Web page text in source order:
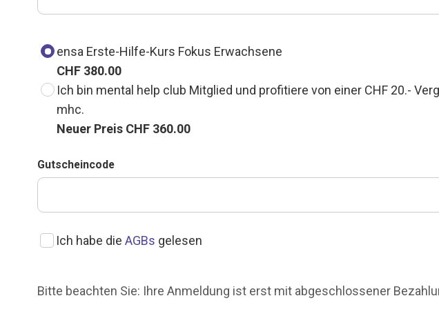
ensa Erste-Hilfe-Kurs Fokus Erwachsene
CHF 380.00
Ich bin mental help club Mitglied und profitiere von einer CHF 20.-
mhc.
Neuer Preis CHF 360.00
Gutscheincode
Ich habe dieAGBs gelesen
Bitte beachten Sie: Ihre Anmeldung ist erst mit abgeschlossener